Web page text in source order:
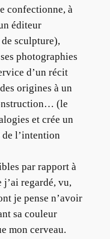
confectionne, à
éditeur
sculpture),
photographies
d’un récit
origines à un
(le
et crée un
de l’intention
par rapport à
j’ai regardé, vu,
je pense n’avoir
sa couleur
mon cerveau.